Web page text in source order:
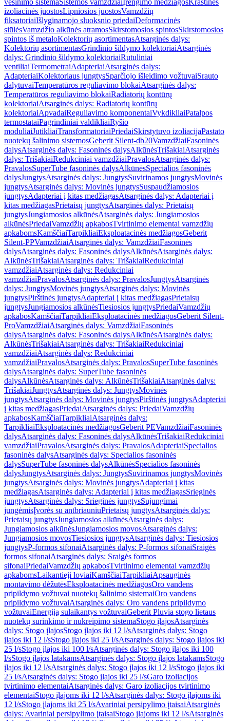
vėsinimo sistemaSistemos vamzdžiaiĮrengimo medžiagosKraštinės
izoliacinės juostosLipniosios juostosVamzdžių
fiksatoriaiIšlyginamojo sluoksnio priedaiDeformacinės
siūlėsVamzdžio alkūnės atramosSkirstomosios spintosSkirstomosios
spintos iš metaloKolektorių asortimentasAtsarginės dalys:
Kolektorių asortimentasGrindinio šildymo kolektoriaiAtsarginės
dalys: Grindinio šildymo kolektoriaiRutuliniai
ventiliaiTermometraiAdapteriaiAtsarginės dalys:
AdapteriaiKolektoriaus jungtysSparčiojo išleidimo vožtuvaiSrauto
dalytuvaiTemperatūros reguliavimo blokaiAtsarginės dalys:
Temperatūros reguliavimo blokaiRadiatorių kontūrų
kolektoriaiAtsarginės dalys: Radiatorių kontūrų
kolektoriaiApvadaiReguliavimo komponentaiVykdikliaiPatalpos
termostataiPagrindiniai valdikliaiRyšio
moduliaiJutikliaiTransformatoriaiPriedaiSkirstytuvo izoliacijaPastato
nuotekų šalinimo sistemosGeberit Silent-db20VamzdžiaiFasoninės
dalysAtsarginės dalys: Fasoninės dalysAlkūnėsTrišakiaiAtsarginės
dalys: TrišakiaiRedukciniai vamzdžiaiPravalosAtsarginės dalys:
PravalosSuperTube fasoninės dalysAlkūnėsSpecialios fasoninės
dalysJungtysAtsarginės dalys: JungtysSuvirinamos jungtysMovinės
jungtysAtsarginės dalys: Movinės jungtysSuspaudžiamosios
jungtysAdapteriai į kitas medžiagasAtsarginės dalys: Adapteriai į
kitas medžiagasPrietaisų jungtysAtsarginės dalys: Prietaisų
jungtysJungiamosios alkūnėsAtsarginės dalys: Jungiamosios
alkūnėsPriedaiVamzdžių apkabosTvirtinimo elementai vamzdžių
apkabomsKamščiaiTarpikliaiEksploatacinės medžiagosGeberit
Silent-PPVamzdžiaiAtsarginės dalys: VamzdžiaiFasoninės
dalysAtsarginės dalys: Fasoninės dalysAlkūnėsAtsarginės dalys:
AlkūnėsTrišakiaiAtsarginės dalys: TrišakiaiRedukciniai
vamzdžiaiAtsarginės dalys: Redukciniai
vamzdžiaiPravalosAtsarginės dalys: PravalosJungtysAtsarginės
dalys: JungtysMovinės jungtysAtsarginės dalys: Movinės
jungtysPirštinės jungtysAdapteriai į kitas medžiagasPrietaisų
jungtysJungiamosios alkūnėsTiesiosios jungtysPriedaiVamzdžių
apkabosKamščiaiTarpikliaiEksploatacinės medžiagosGeberit Silent-
ProVamzdžiaiAtsarginės dalys: VamzdžiaiFasoninės
dalysAtsarginės dalys: Fasoninės dalysAlkūnėsAtsarginės dalys:
AlkūnėsTrišakiaiAtsarginės dalys: TrišakiaiRedukciniai
vamzdžiaiAtsarginės dalys: Redukciniai
vamzdžiaiPravalosAtsarginės dalys: PravalosSuperTube fasoninės
dalysAtsarginės dalys: SuperTube fasoninės
dalysAlkūnėsAtsarginės dalys: AlkūnėsTrišakiaiAtsarginės dalys:
TrišakiaiJungtysAtsarginės dalys: JungtysMovinės
jungtysAtsarginės dalys: Movinės jungtysPirštinės jungtysAdapteriai
į kitas medžiagasPriedaiAtsarginės dalys: PriedaiVamzdžių
apkabosKamščiaiTarpikliaiAtsarginės dalys:
TarpikliaiEksploatacinės medžiagosGeberit PEVamzdžiaiFasoninės
dalysAtsarginės dalys: Fasoninės dalysAlkūnėsTrišakiaiRedukciniai
vamzdžiaiPravalosAtsarginės dalys: PravalosAdapteriaiSpecialios
fasoninės dalysAtsarginės dalys: Specialios fasoninės
dalysSuperTube fasoninės dalysAlkūnėsSpecialios fasoninės
dalysJungtysAtsarginės dalys: JungtysSuvirinamos jungtysMovinės
jungtysAtsarginės dalys: Movinės jungtysAdapteriai į kitas
medžiagasAtsarginės dalys: Adapteriai į kitas medžiagasSrieginės
jungtysAtsarginės dalys: Srieginės jungtysSujungimai
jungėmisĮvorės su antbriauniuPrietaisų jungtysAtsarginės dalys:
Prietaisų jungtysJungiamosios alkūnėsAtsarginės dalys:
Jungiamosios alkūnėsJungiamosios movosAtsarginės dalys:
Jungiamosios movosTiesiosios jungtysAtsarginės dalys: Tiesiosios
jungtysP-formos sifonaiAtsarginės dalys: P-formos sifonaiSraigės
formos sifonaiAtsarginės dalys: Sraigės formos
sifonaiPriedaiVamzdžių apkabosTvirtinimo elementai vamzdžių
apkabomsLaikantieji loviaiKamščiaiTarpikliaiApsauginės
montavimo dėžutėsEksploatacinės medžiagosOro vandens
pripildymo vožtuvai nuotekų šalinimo sistemaiOro vandens
pripildymo vožtuvaiAtsarginės dalys: Oro vandens pripildymo
vožtuvaiEnergiją sulaikantys vožtuvaiGeberit Pluvia stogo lietaus
nuotekų surinkimo ir nukreipimo sistemaStogo įlajosAtsarginės
dalys: Stogo įlajosStogo įlajos iki 12 l/sAtsarginės dalys: Stogo
įlajos iki 12 l/sStogo įlajos iki 25 l/sAtsarginės dalys: Stogo įlajos iki
25 l/sStogo įlajos iki 100 l/sAtsarginės dalys: Stogo įlajos iki 100
l/sStogo įlajos latakamsAtsarginės dalys: Stogo įlajos latakamsStogo
įlajos iki 12 l/sAtsarginės dalys: Stogo įlajos iki 12 l/sStogo įlajos iki
25 l/sAtsarginės dalys: Stogo įlajos iki 25 l/sGaro izoliacijos
tvirtinimo elementaiAtsarginės dalys: Garo izoliacijos tvirtinimo
elementaiStogo įlajoms iki 12 l/sAtsarginės dalys: Stogo įlajoms iki
12 l/sStogo įlajoms iki 25 l/sAvariniai persipylimo įtaisaiAtsarginės
dalys: Avariniai persipylimo įtaisaiStogo įlajoms iki 12 l/sAtsarginės